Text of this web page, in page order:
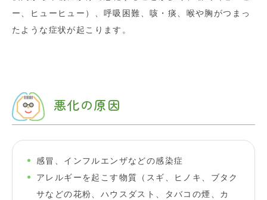
ー、ヒューヒュー）、呼吸困難、咳・痰、喉や胸がつまっ
たような症状が起こります。
悪化の原因
感冒、インフルエンザなどの感染症
アレルギーを起こす物質（スギ、ヒノキ、ブタク
サなどの花粉、ハウスダスト、タバコの煙、カ